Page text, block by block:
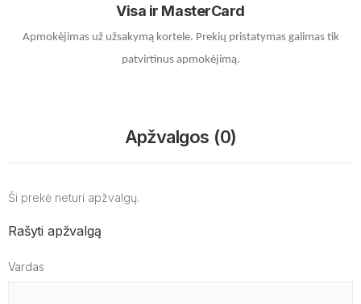
Visa ir MasterCard
Apmokėjimas už užsakymą kortele. Prekių pristatymas galimas tik
patvirtinus apmokėjimą.
Apžvalgos (0)
Ši prekė neturi apžvalgų.
Rašyti apžvalgą
Vardas